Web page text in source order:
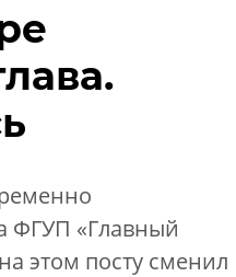
ФГУП «Главный
этом посту сменил